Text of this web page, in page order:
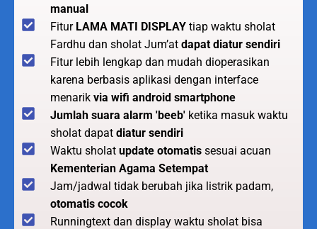
manual
Fitur LAMA MATI DISPLAY tiap waktu sholat
Fardhu dan sholat Jum’at dapat diatur sendiri
Fitur lebih lengkap dan mudah dioperasikan
karena berbasis aplikasi dengan interface
menarik via wifi android smartphone
Jumlah suara alarm 'beeb' ketika masuk waktu
sholat dapat diatur sendiri
Waktu sholat update otomatis sesuai acuan
Kementerian Agama Setempat
Jam/jadwal tidak berubah jika listrik padam,
otomatis cocok
Runningtext dan display waktu sholat bisa